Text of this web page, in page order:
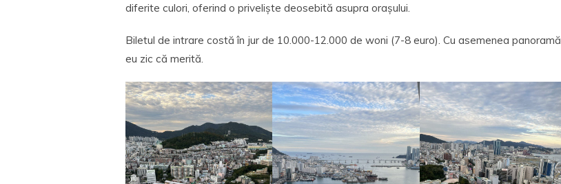
diferite culori, oferind o priveliște deosebită asupra orașului.
Biletul de intrare costă în jur de 10.000-12.000 de woni (7-8 euro). Cu asemenea panoramă,
eu zic că merită.